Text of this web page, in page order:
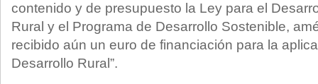
contenido y de presupuesto la Ley para el
Rural y el Programa de Desarrollo Sostenible,
recibido aún un euro de financiación para la
Desarrollo Rural”.